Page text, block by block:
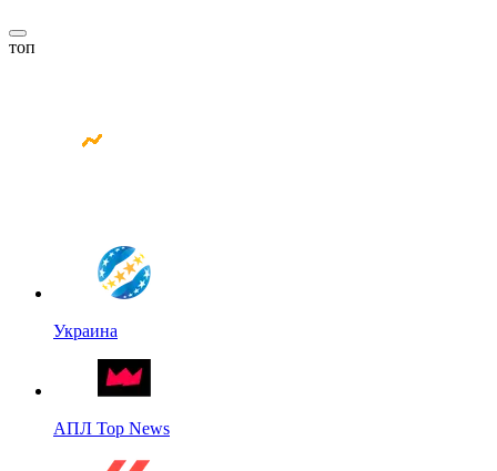
топ
Украина
АПЛ Top News